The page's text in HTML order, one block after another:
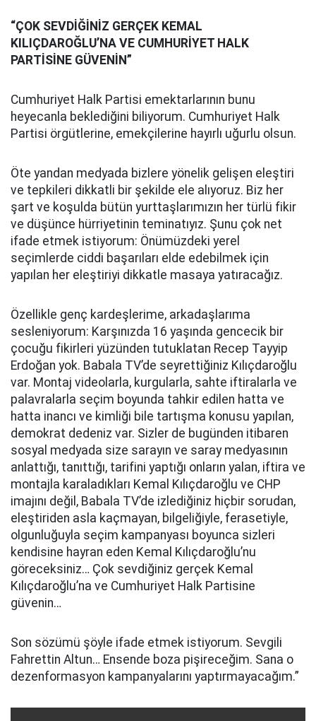
“ÇOK SEVDİĞİNİZ GERÇEK KEMAL
KILIÇDAROĞLU’NA VE CUMHURİYET HALK
PARTİSİNE GÜVENİN”
Cumhuriyet Halk Partisi emektarlarının bunu
heyecanla beklediğini biliyorum. Cumhuriyet Halk
Partisi örgütlerine, emekçilerine hayırlı uğurlu olsun.
Öte yandan medyada bizlere yönelik gelişen eleştiri
ve tepkileri dikkatli bir şekilde ele alıyoruz. Biz her
şart ve koşulda bütün yurttaşlarımızın her türlü fikir
ve düşünce hürriyetinin teminatıyız. Şunu çok net
ifade etmek istiyorum: Önümüzdeki yerel
seçimlerde ciddi başarıları elde edebilmek için
yapılan her eleştiriyi dikkatle masaya yatıracağız.
Özellikle genç kardeşlerime, arkadaşlarıma
sesleniyorum: Karşınızda 16 yaşında gencecik bir
çocuğu fikirleri yüzünden tutuklatan Recep Tayyip
Erdoğan yok. Babala TV’de seyrettiğiniz Kılıçdaroğlu
var. Montaj videolarla, kurgularla, sahte iftiralarla ve
palavralarla seçim boyunda tahkir edilen hatta ve
hatta inancı ve kimliği bile tartışma konusu yapılan,
demokrat dedeniz var. Sizler de bugünden itibaren
sosyal medyada size sarayın ve saray medyasının
anlattığı, tanıttığı, tarifini yaptığı onların yalan, iftira ve
montajla karaladıkları Kemal Kılıçdaroğlu ve CHP
imajını değil, Babala TV’de izlediğiniz hiçbir sorudan,
eleştiriden asla kaçmayan, bilgeliğiyle, ferasetiyle,
olgunluğuyla seçim kampanyası boyunca sizleri
kendisine hayran eden Kemal Kılıçdaroğlu’nu
göreceksiniz… Çok sevdiğiniz gerçek Kemal
Kılıçdaroğlu’na ve Cumhuriyet Halk Partisine
güvenin…
Son sözümü şöyle ifade etmek istiyorum. Sevgili
Fahrettin Altun… Ensende boza pişireceğim. Sana o
dezenformasyon kampanyalarını yaptırmayacağım.”